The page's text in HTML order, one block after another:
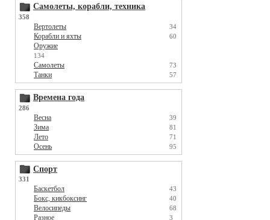
Самолеты, корабли, техника
358
Вертолеты 34
Корабли и яхты 60
Оружие
134
Самолеты 73
Танки 57
Времена года
286
Весна 39
Зима 81
Лето 71
Осень 95
Спорт
331
Баскетбол 43
Бокс, кикбоксинг 40
Велосипеды 68
Разное 3